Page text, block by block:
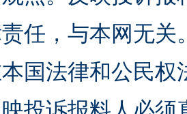
任，与本网无
国法律和公民